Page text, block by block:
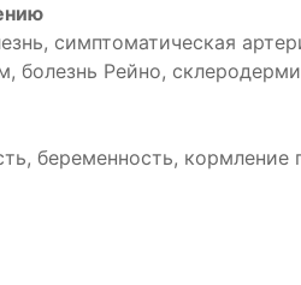
симптоматическая
болезнь Рейно,
беременность, кормление